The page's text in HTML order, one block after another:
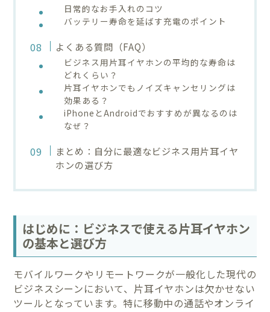
日常的なお手入れのコツ
バッテリー寿命を延ばす充電のポイント
よくある質問（FAQ）
ビジネス用片耳イヤホンの平均的な寿命は
どれくらい？
片耳イヤホンでもノイズキャンセリングは
効果ある？
iPhoneとAndroidでおすすめが異なるのは
なぜ？
まとめ：自分に最適なビジネス用片耳イヤ
ホンの選び方
はじめに：ビジネスで使える片耳イヤホン
の基本と選び方
モバイルワークやリモートワークが一般化した現代の
ビジネスシーンにおいて、片耳イヤホンは欠かせない
ツールとなっています。特に移動中の通話やオンライ